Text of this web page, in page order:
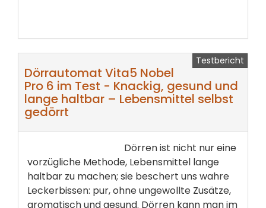
Testbericht
Dörrautomat Vita5 Nobel
Pro 6 im Test - Knackig, gesund und
lange haltbar – Lebensmittel selbst
gedörrt
Dörren ist nicht nur eine
vorzügliche Methode, Lebensmittel lange
haltbar zu machen; sie beschert uns wahre
Leckerbissen: pur, ohne ungewollte Zusätze,
aromatisch und gesund. Dörren kann man im